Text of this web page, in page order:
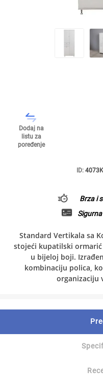
Dodaj na
listu za
poređenje
ID:
Brza i
Standard Vertikala sa
stojeći kupatilski ormarić
u bijeloj boji.
kombinaciju polica,
organizaciju